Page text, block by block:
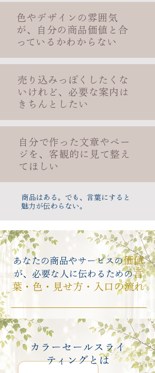
色やデザインの雰囲気
が、自分の商品価値と合
っているかわからない
売り込みっぽくしたくな
いけれど、必要な案内は
きちんとしたい
自分で作った文章やペー
ジを、客観的に見て整え
てほしい
商品はある。でも、言葉にすると
魅力が伝わらない。
あなたの商品やサービスの価値
が、必要な人に伝わるための言
葉・色・見せ方・入口の流れ
カラーセールスライ
ティングとは